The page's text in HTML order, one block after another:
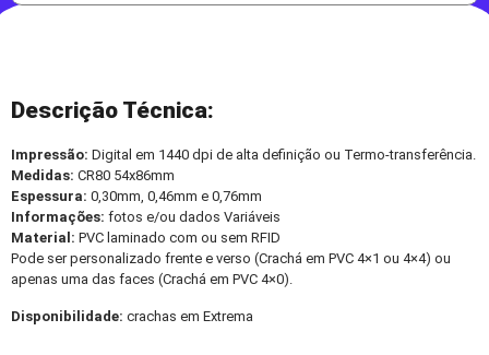
Descrição Técnica:
Impressão: Digital em 1440 dpi de alta definição ou Termo-transferência.
Medidas: CR80 54x86mm
Espessura: 0,30mm, 0,46mm e 0,76mm
Informações: fotos e/ou dados Variáveis
Material: PVC laminado com ou sem RFID
Pode ser personalizado frente e verso (Crachá em PVC 4×1 ou 4×4) ou
apenas uma das faces (Crachá em PVC 4×0).
Disponibilidade: crachas em Extrema